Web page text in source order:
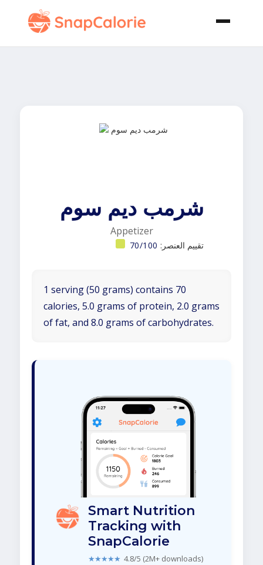
شرمب ديم سوم
Appetizer
تقييم العنصر: 70/100
1 serving (50 grams) contains 70
calories, 5.0 grams of protein, 2.0 grams
of fat, and 8.0 grams of carbohydrates.
Smart Nutrition
Tracking with
SnapCalorie
★★★★★ 4.8/5 (2M+ downloads)